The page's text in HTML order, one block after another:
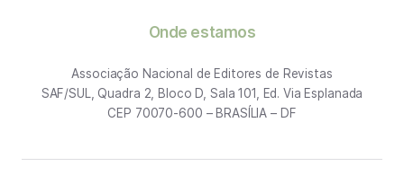
Onde estamos
Associação Nacional de Editores de Revistas
SAF/SUL, Quadra 2, Bloco D, Sala 101, Ed. Via Esplanada
CEP 70070-600 – BRASÍLIA – DF